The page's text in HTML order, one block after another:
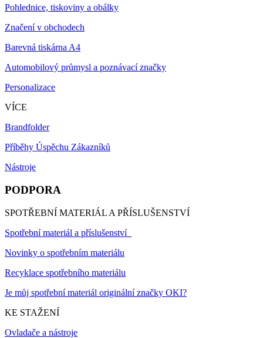
Pohlednice, tiskoviny a obálky
Značení v obchodech
Barevná tiskárna A4
Automobilový průmysl a poznávací značky
Personalizace
VÍCE
Brandfolder
Příběhy Úspěchu Zákazníků
Nástroje
PODPORA
SPOTŘEBNÍ MATERIÁL A PŘÍSLUŠENSTVÍ
Spotřební materiál a příslušenství
Novinky o spotřebním materiálu
Recyklace spotřebního materiálu
Je můj spotřební materiál originální značky OKI?
KE STAŽENÍ
Ovladače a nástroje